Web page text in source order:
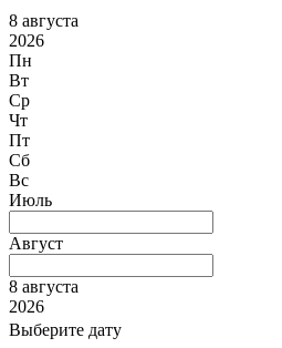
8 августа
2026
Пн
Вт
Ср
Чт
Пт
Сб
Вс
Июль
Август
8 августа
2026
Выберите дату